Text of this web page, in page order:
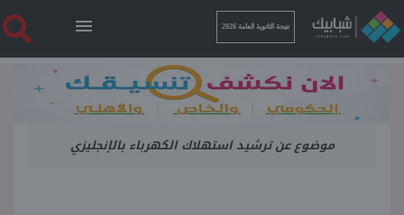
نتيجة الثانوية العامة 2026
الرئيسية
نتيجة الثانوية العامة 2026
موضوع عن ترشيد استهلاك الكهرباء بالإنجليزي